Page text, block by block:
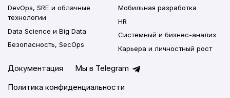
DevOps, SRE и облачные
технологии
Data Science и Big Data
Безопасность, SecOps
Мобильная разработка
HR
Системный и бизнес-анализ
Карьера и личностный рост
Документация
Мы в Telegram
Политика конфиденциальности